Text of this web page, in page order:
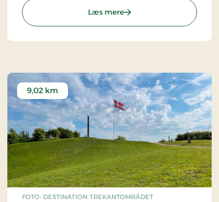
Læs mere: Christiansfeld | Museum
FOTO: DESTINATION TREKANTOMRÅDET
9,02 km